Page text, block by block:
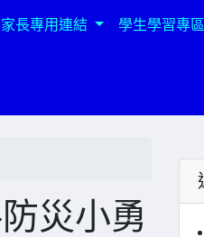
家長專用連結 學生學習專區
災小勇